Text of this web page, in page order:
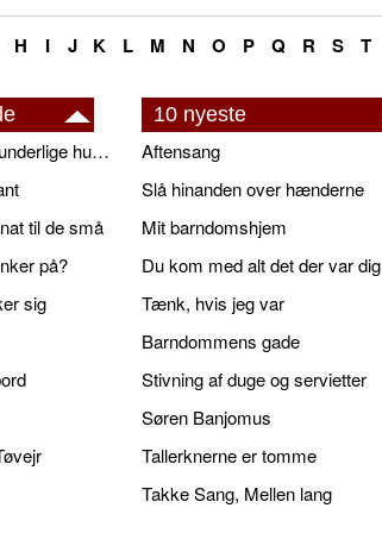
H I J K L M N O P Q R S T
Hymne tilegnet min vidunderlige husbond
til de små
på?
sig
10 nyeste
Aftensang
Slå hinanden over hænderne
Mit barndomshjem
Du kom med alt det der var dig
Tænk, hvis jeg var
Barndommens gade
Stivning af duge og servietter
Søren Banjomus
Tallerknerne er tomme
Takke Sang, Mellen lang